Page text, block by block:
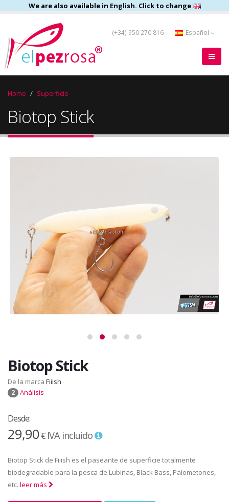
We are also available in English. Click to change
(+34) 950 270 816 Español
Home Superficie
Biotop Stick
Biotop Stick
De la marca Fiiish
2 Análisis
Desde:
29,90€ IVA incluido
Biotop Stick de Fiiish es el paseante de superficie totalmente
biodegradable para la pesca de Lubinas, Black Bass, Palometones,
etc. leer más